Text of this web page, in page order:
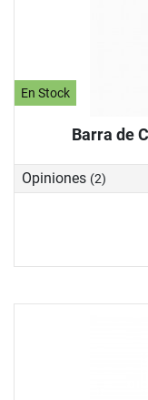
En Stock
Barra de
Opiniones (2)